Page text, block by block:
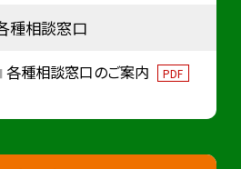
種相談窓口
各種相談窓口のご案内 PDF